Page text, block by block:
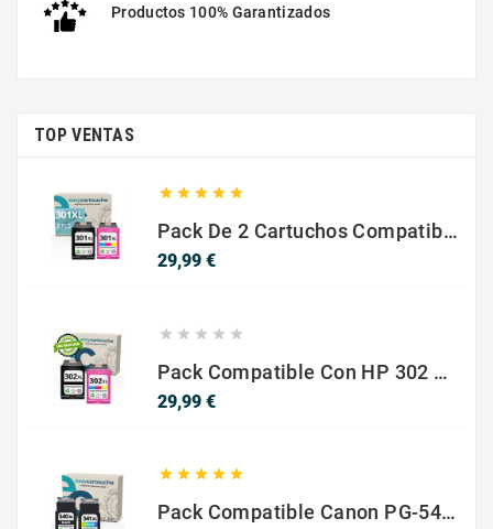
Productos 100% Garantizados
TOP VENTAS
    
Pack De 2 Cartuchos Compatibles Con HP 301 XL Negro Y Color
29,99 €Precio
    
Pack Compatible Con HP 302 XL Negro Y Color - SIN NIVEL DE TINTA
29,99 €Precio
    
Pack Compatible Canon PG-540 XL / CL-541 XL ? Negro Y Color ? Alta Capacidad